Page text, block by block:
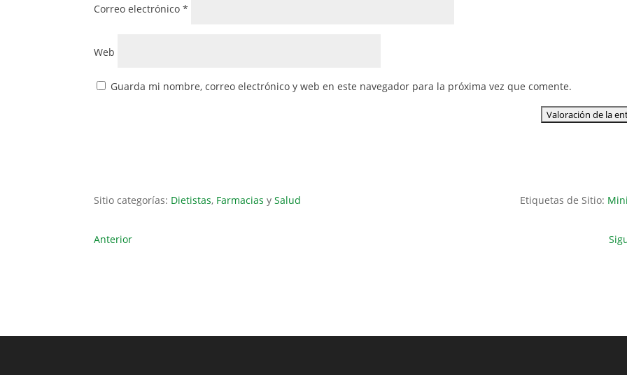
Correo electrónico*
Web
Guarda mi nombre, correo electrónico y web en este navegador para la próxima vez que comente.
Sitio categorías: Dietistas, Farmacias ySalud Etiquetas de Sitio:
Anterior